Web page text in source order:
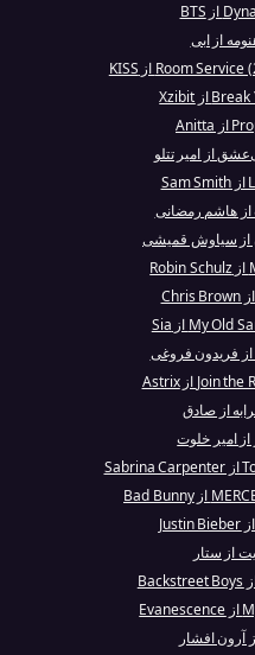
از ابی
از امیر تتلو
از هاشم رمضانی
از سیاوش قمیشی
از فریدون فروغی
از صادق
از امیر خلوت
از ستار
آرون افشار